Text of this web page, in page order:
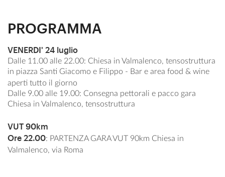
PROGRAMMA
VENERDI' 24 luglio
Dalle 11.00 alle 22.00: Chiesa in Valmalenco, tensostruttura
in piazza Santi Giacomo e Filippo - Bar e area food & wine
aperti tutto il giorno
Dalle 9.00 alle 19.00: Consegna pettorali e pacco gara
Chiesa in Valmalenco, tensostruttura
VUT 90km
Ore 22.00: PARTENZA GARA VUT 90km Chiesa in
Valmalenco, via Roma